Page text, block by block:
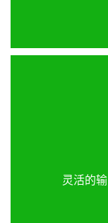
灵活的
件、打印机等